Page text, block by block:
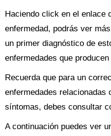
Haciendo click en el enlace
enfermedad, podrás ver
un primer diagnóstico de
enfermedades que
Recuerda que para un
enfermedades relacionadas
síntomas, debes consultar
A continuación puedes ver